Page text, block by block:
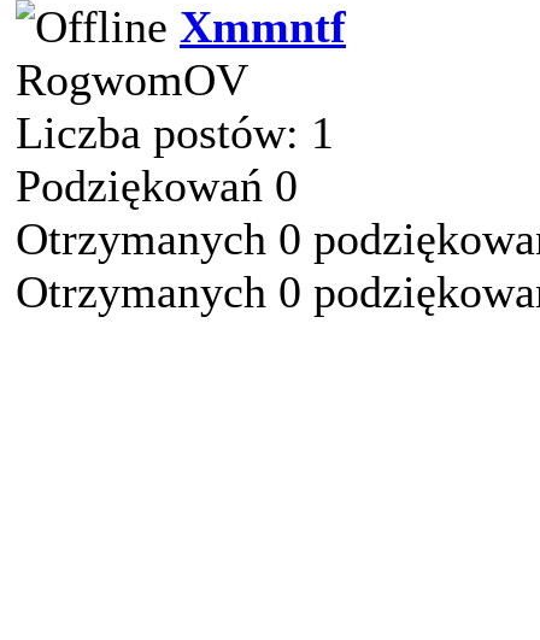
Xmmntf
RogwomOV
Liczba postów: 1
Podziękowań 0
Otrzymanych 0
Otrzymanych 0